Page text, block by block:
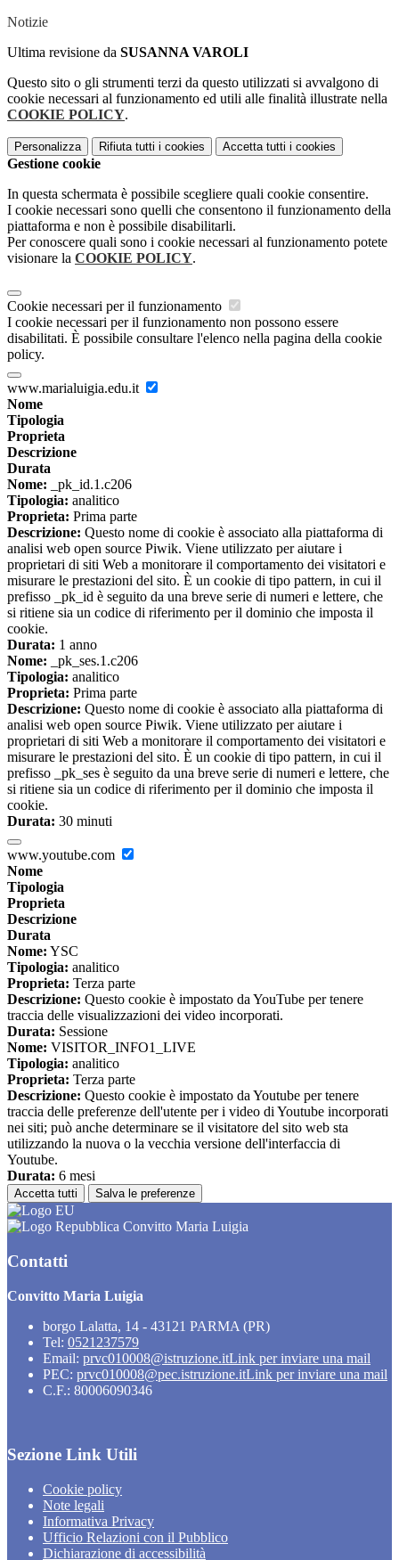
Notizie
Ultima revisione da SUSANNA VAROLI
Questo sito o gli strumenti terzi da questo utilizzati si avvalgono di
cookie necessari al funzionamento ed utili alle finalità illustrate nella
COOKIE POLICY.
Personalizza Rifiuta tutti i cookies Accetta tutti i cookies
Gestione cookie
In questa schermata è possibile scegliere quali cookie consentire.
I cookie necessari sono quelli che consentono il funzionamento della
piattaforma e non è possibile disabilitarli.
Per conoscere quali sono i cookie necessari al funzionamento potete
visionare la COOKIE POLICY.
Cookie necessari per il funzionamento
I cookie necessari per il funzionamento non possono essere
disabilitati. È possibile consultare l'elenco nella pagina della cookie
policy.
www.marialuigia.edu.it
Nome
Tipologia
Proprieta
Descrizione
Durata
Nome: _pk_id.1.c206
Tipologia: analitico
Proprieta: Prima parte
Descrizione: Questo nome di cookie è associato alla piattaforma di
analisi web open source Piwik. Viene utilizzato per aiutare i
proprietari di siti Web a monitorare il comportamento dei visitatori e
misurare le prestazioni del sito. È un cookie di tipo pattern, in cui il
prefisso _pk_id è seguito da una breve serie di numeri e lettere, che
si ritiene sia un codice di riferimento per il dominio che imposta il
cookie.
Durata: 1 anno
Nome: _pk_ses.1.c206
Tipologia: analitico
Proprieta: Prima parte
Descrizione: Questo nome di cookie è associato alla piattaforma di
analisi web open source Piwik. Viene utilizzato per aiutare i
proprietari di siti Web a monitorare il comportamento dei visitatori e
misurare le prestazioni del sito. È un cookie di tipo pattern, in cui il
prefisso _pk_ses è seguito da una breve serie di numeri e lettere, che
si ritiene sia un codice di riferimento per il dominio che imposta il
cookie.
Durata: 30 minuti
www.youtube.com
Nome
Tipologia
Proprieta
Descrizione
Durata
Nome: YSC
Tipologia: analitico
Proprieta: Terza parte
Descrizione: Questo cookie è impostato da YouTube per tenere
traccia delle visualizzazioni dei video incorporati.
Durata: Sessione
Nome: VISITOR_INFO1_LIVE
Tipologia: analitico
Proprieta: Terza parte
Descrizione: Questo cookie è impostato da Youtube per tenere
traccia delle preferenze dell'utente per i video di Youtube incorporati
nei siti; può anche determinare se il visitatore del sito web sta
utilizzando la nuova o la vecchia versione dell'interfaccia di
Youtube.
Durata: 6 mesi
Accetta tutti Salva le preferenze
Convitto Maria Luigia
Contatti
Convitto Maria Luigia
borgo Lalatta, 14 - 43121 PARMA (PR)
Tel: 0521237579
Email: prvc010008@istruzione.itLink per inviare una mail
PEC: prvc010008@pec.istruzione.itLink per inviare una mail
C.F.: 80006090346
Sezione Link Utili
Cookie policy
Note legali
Informativa Privacy
Ufficio Relazioni con il Pubblico
Dichiarazione di accessibilità